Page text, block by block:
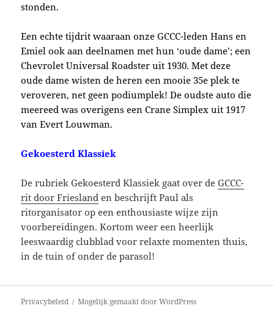
stonden.
Een echte tijdrit waaraan onze GCCC-leden Hans en
Emiel ook aan deelnamen met hun ‘oude dame’; een
Chevrolet Universal Roadster uit 1930. Met deze
oude dame wisten de heren een mooie 35e plek te
veroveren, net geen podiumplek! De oudste auto die
meereed was overigens een Crane Simplex uit 1917
van Evert Louwman.
Gekoesterd Klassiek
De rubriek Gekoesterd Klassiek gaat over deGCCC-
rit door Friesland en beschrijft Paul als
ritorganisator op een enthousiaste wijze zijn
voorbereidingen. Kortom weer een heerlijk
leeswaardig clubblad voor relaxte momenten thuis,
in de tuin of onder de parasol!
navigatiePrivacybeleid Mogelijk gemaakt door WordPress